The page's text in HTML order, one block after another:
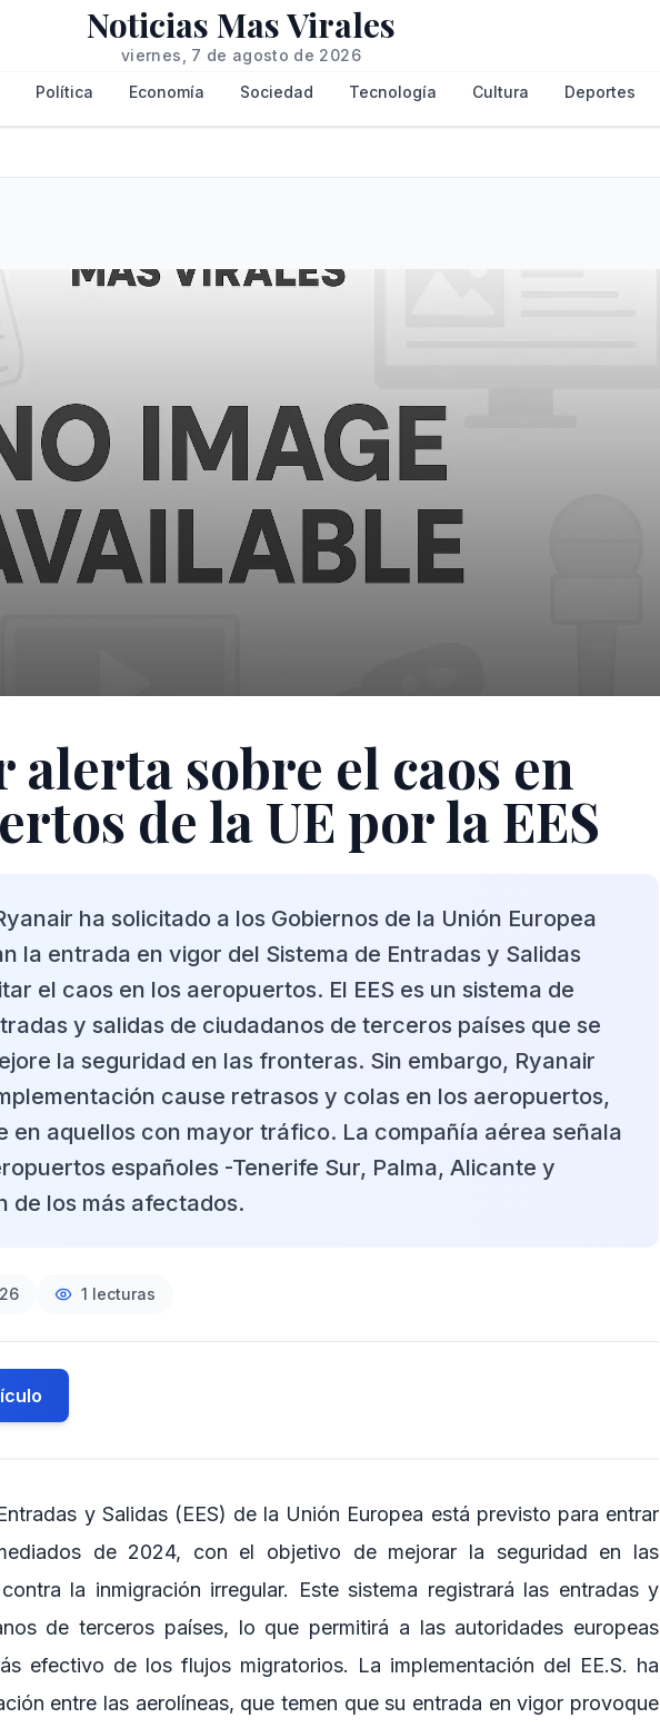
Noticias Mas Virales
viernes, 7 de agosto de 2026
Política Economía Sociedad Tecnología Cultura Deportes
alerta sobre el caos en
de la UE por la EES
ha solicitado a los Gobiernos de la Unión Europea
la entrada en vigor del Sistema de Entradas y Salidas
el caos en los aeropuertos. El EES es un sistema de
y salidas de ciudadanos de terceros países que se
la seguridad en las fronteras. Sin embargo, Ryanair
cause retrasos y colas en los aeropuertos,
en aquellos con mayor tráfico. La compañía aérea señala
españoles -Tenerife Sur, Palma, Alicante y
de los más afectados.
1 lecturas
y Salidas (EES) de la Unión Europea está previsto para entrar
de 2024, con el objetivo de mejorar la seguridad en las
la inmigración irregular. Este sistema registrará las entradas y
de terceros países, lo que permitirá a las autoridades europeas
efectivo de los flujos migratorios. La implementación del EE.S. ha
entre las aerolíneas, que temen que su entrada en vigor provoque